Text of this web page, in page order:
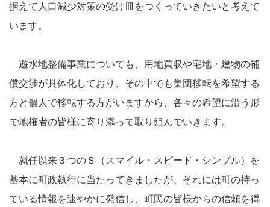
据えて人口減少対策の受け皿をつくっていきたいと考えて
います。
遊水地整備事業についても、用地買収や宅地・建物の補
償交渉が具体化しており、その中でも集団移転を希望する
方と個人で移転する方がいますから、各々の希望に沿う形
で地権者の皆様に寄り添って取り組んでいきます。
就任以来３つのＳ（スマイル・スピード・シンプル）を
基本に町政執行に当たってきましたが、それには町の持っ
ている情報を速やかに発信し、町民の皆様からの信頼を得